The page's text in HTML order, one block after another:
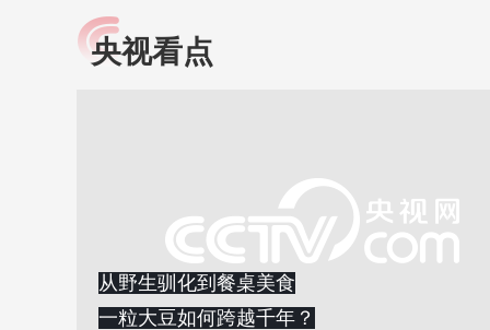
小央视频
知识！
央视看点
从野生驯化到餐桌美食
一粒大豆如何跨越千年？